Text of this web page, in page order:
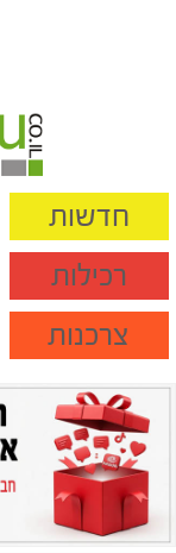
חדשות
רכילות
צרכנות